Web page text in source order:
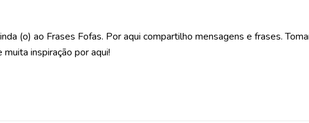
(o) ao Frases Fofas. Por aqui compartilho mensagens e frases.
inspiração por aqui!